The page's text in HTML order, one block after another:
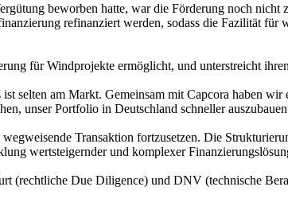
beworben hatte, war die Förderung noch nicht
refinanziert werden, sodass die Fazilität
für Windprojekte ermöglicht, und unterstreicht
selten am Markt. Gemeinsam mit Capcora haben
unser Portfolio in Deutschland schneller
Transaktion fortzusetzen. Die
wertsteigernder und komplexer
Due Diligence) und DNV (technische